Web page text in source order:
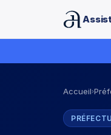
Accueil›